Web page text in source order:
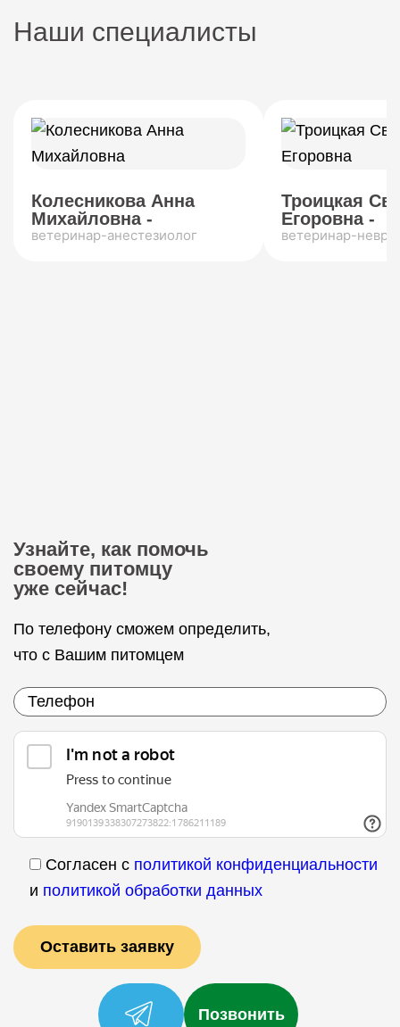
Наши специалисты
Колесникова Анна
Михайловна -
ветеринар-анестезиолог
Троицкая
Егоровна -
ветеринар-
Узнайте, как помочь
своему питомцу
уже сейчас!
По телефону сможем определить,
что с Вашим питомцем
Согласен с политикой конфиденциальности
и политикой обработки данных
Позвонить